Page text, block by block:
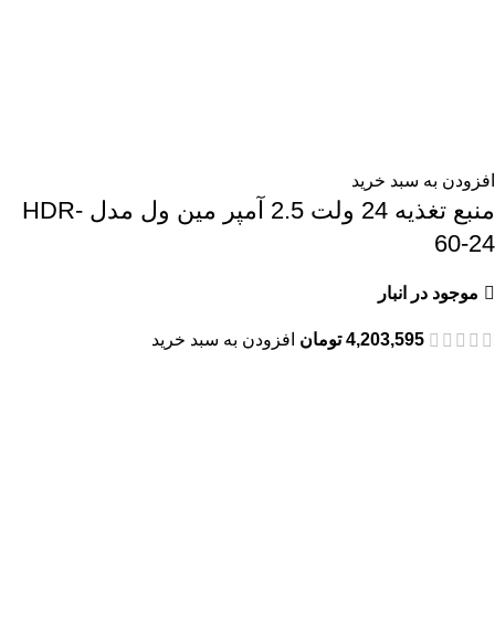
افزودن به سبد خرید
منبع تغذیه 24 ولت 2.5 آمپر مین ول مدل HDR-
60-24
موجود در انبار
4,203,595 تومان افزودن به سبد خرید